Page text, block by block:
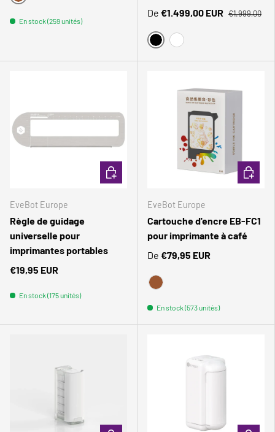
BRAUN
En stock (259 unités)
De €1.499,00 EUR €1.999,00
NOIRBLANC
EveBot Europe
Règle de guidage
universelle pour
imprimantes portables
€19,95 EUR
En stock (175 unités)
CHOISIR LES OPTIONS
EveBot Europe
Cartouche d'encre EB-FC1
pour imprimante à café
De €79,95 EUR
BRAUN
En stock (573 unités)